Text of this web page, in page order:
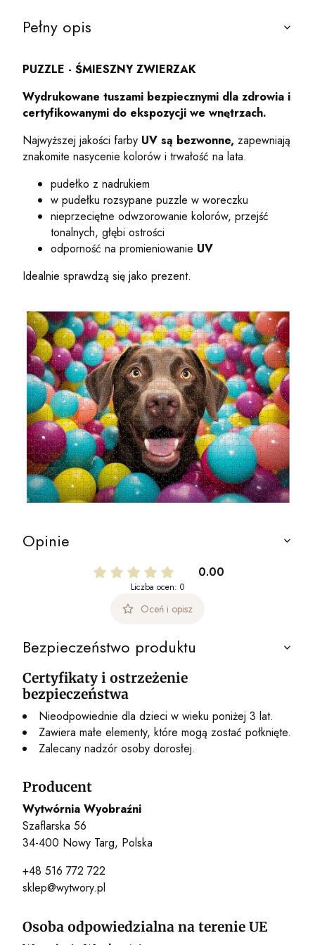
Pełny opis
PUZZLE - ŚMIESZNY ZWIERZAK
Wydrukowane tuszami bezpiecznymi dla zdrowia i
certyfikowanymi do ekspozycji we wnętrzach.
Najwyższej jakości farby UV są bezwonne, zapewniają
znakomite nasycenie kolorów i trwałość na lata.
pudełko z nadrukiem
w pudełku rozsypane puzzle w woreczku
nieprzeciętne odwzorowanie kolorów, przejść
tonalnych, głębi ostrości
odporność na promieniowanie UV
Idealnie sprawdzą się jako prezent.
Opinie
0.00
Liczba ocen: 0
Oceń i opisz
Bezpieczeństwo produktu
Certyfikaty i ostrzeżenie
bezpieczeństwa
Nieodpowiednie dla dzieci w wieku poniżej 3 lat.
Zawiera małe elementy, które mogą zostać połknięte.
Zalecany nadzór osoby dorosłej.
Producent
Wytwórnia Wyobraźni
Szaflarska 56
34-400 Nowy Targ, Polska
+48 516 772 722
sklep@wytwory.pl
Osoba odpowiedzialna na terenie UE